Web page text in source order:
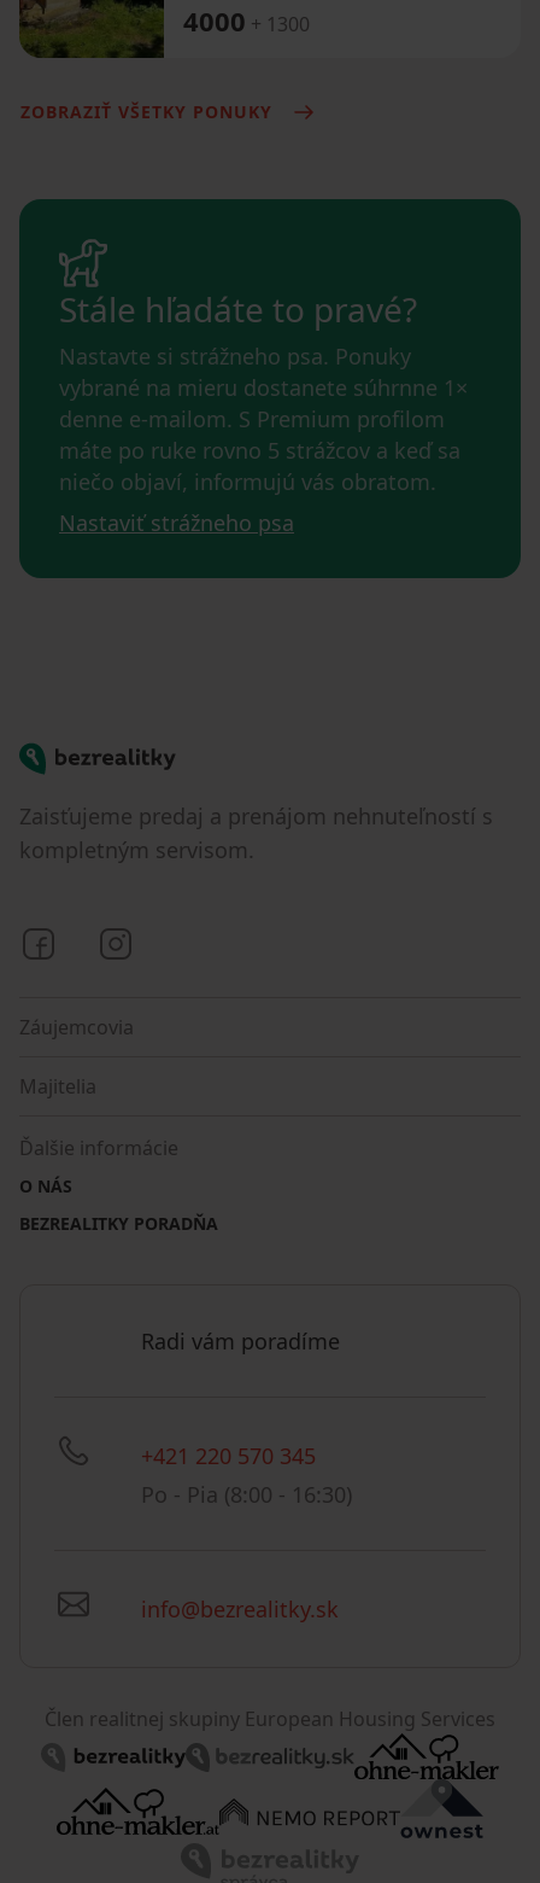
4000 + 1300
ZOBRAZIŤ VŠETKY PONUKY
Stále hľadáte to pravé?
Nastavte si strážneho psa. Ponuky
vybrané na mieru dostanete súhrnne 1×
denne e-mailom. S Premium profilom
máte po ruke rovno 5 strážcov a keď sa
niečo objaví, informujú vás obratom.
Nastaviť strážneho psa
Bezrealitky
Zaisťujeme predaj a prenájom nehnuteľností s
kompletným servisom.
Bezrealitky na Facebooku
Záujemcovia
Majitelia
Ďalšie informácie
O NÁS
BEZREALITKY PORADŇA
Radi vám poradíme
+421 220 570 345
Po - Pia (8:00 - 16:30)
info@bezrealitky.sk
Člen realitnej skupiny European Housing Services